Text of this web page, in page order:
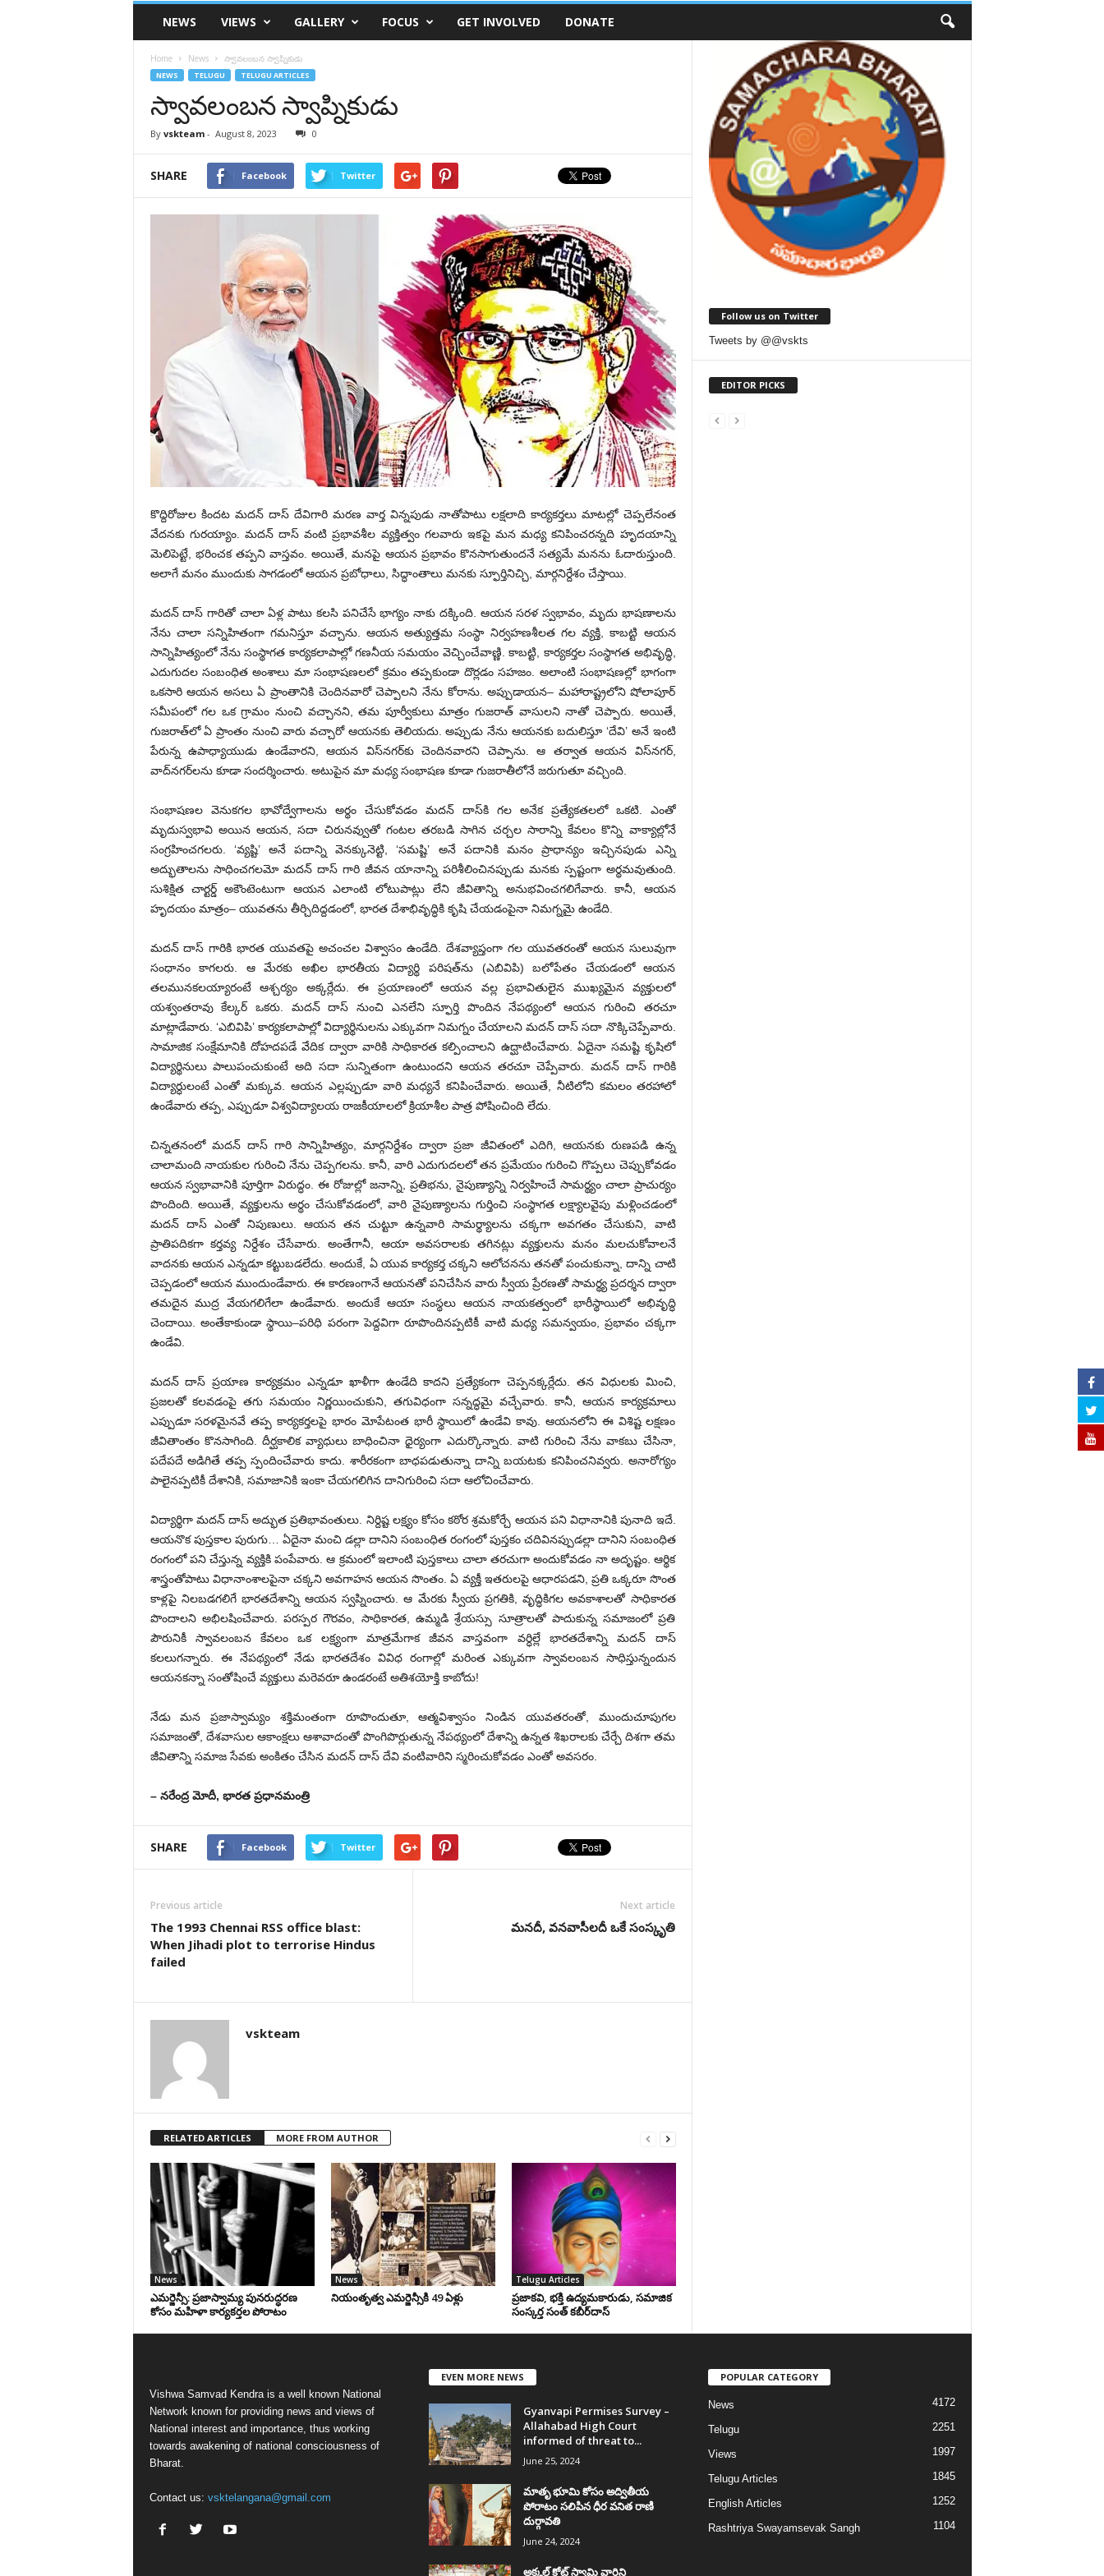
VSK
TelanganaNEWS VIEWS GALLERY FOCUS GET INVOLVED DONATE
Home News స్వావలంబన స్వాప్నికుడు
NEWS TELUGU TELUGU ARTICLES
స్వావలంబన స్వాప్నికుడు
By vskteam- August 8, 2023 0
SHARE Facebook Twitter
కొద్దిరోజుల కిందట మదన్ దాస్ దేవిగారి మరణ వార్త విన్నపుడు నాతోపాటు లక్షలాది కార్యకర్తలు మాటల్లో చెప్పలేనంత
వేదనకు గురయ్యాం. మదన్ దాస్ వంటి ప్రభావశీల వ్యక్తిత్వం గలవారు ఇకపై మన మధ్య కనిపించరన్నది హృదయాన్ని
మెలిపెట్టే, భరించక తప్పని వాస్తవం. అయితే, మనపై ఆయన ప్రభావం కొనసాగుతుందనే సత్యమే మనను ఓదారుస్తుంది.
అలాగే మనం ముందుకు సాగడంలో ఆయన ప్రబోధాలు, సిద్ధాంతాలు మనకు స్ఫూర్తినిచ్చి, మార్గనిర్దేశం చేస్తాయి.
మదన్‌ దాస్‌ గారితో చాలా ఏళ్ల పాటు కలసి పనిచేసే భాగ్యం నాకు దక్కింది. ఆయన సరళ స్వభావం, మృదు భాషణాలను
నేను చాలా సన్నిహితంగా గమనిస్తూ వచ్చాను. ఆయన అత్యుత్తమ సంస్థా నిర్వహణశీలత గల వ్యక్తి, కాబట్టి ఆయన
సాన్నిహిత్యంలో నేను సంస్థాగత కార్యకలాపాల్లో గణనీయ సమయం వెచ్చించేవాణ్ణి. కాబట్టి, కార్యకర్తల సంస్థాగత అభివృద్ధి,
ఎదుగుదల సంబంధిత అంశాలు మా సంభాషణలలో క్రమం తప్పకుండా దొర్లడం సహజం. అలాంటి సంభాషణల్లో భాగంగా
ఒకసారి ఆయన అసలు ఏ ప్రాంతానికి చెందినవారో చెప్పాలని నేను కోరాను. అప్పుడాయన– మహారాష్ట్రలోని షోలాపూర్
సమీపంలో గల ఒక గ్రామం నుంచి వచ్చానని, తమ పూర్వీకులు మాత్రం గుజరాత్ వాసులని నాతో చెప్పారు. అయితే,
గుజరాత్‌లో ఏ ప్రాంతం నుంచి వారు వచ్చారో ఆయనకు తెలియదు. అప్పుడు నేను ఆయనకు బదులిస్తూ ‘దేవి’ అనే ఇంటి
పేరున్న ఉపాధ్యాయుడు ఉండేవారని, ఆయన విస్‌నగర్‌కు చెందినవారని చెప్పాను. ఆ తర్వాత ఆయన విస్‌నగర్‌,
వాద్‌నగర్‌లను కూడా సందర్శించారు. అటుపైన మా మధ్య సంభాషణ కూడా గుజరాతీలోనే జరుగుతూ వచ్చింది.
సంభాషణల వెనుకగల భావోద్వేగాలను అర్థం చేసుకోవడం మదన్ దాస్‌కి గల అనేక ప్రత్యేకతలలో ఒకటి. ఎంతో
మృదుస్వభావి అయిన ఆయన, సదా చిరునవ్వుతో గంటల తరబడి సాగిన చర్చల సారాన్ని కేవలం కొన్ని వాక్యాల్లోనే
సంగ్రహించగలరు. ‘వ్యష్టి’ అనే పదాన్ని వెనక్కునెట్టి, ‘సమష్టి’ అనే పదానికి మనం ప్రాధాన్యం ఇచ్చినపుడు ఎన్ని
అద్భుతాలను సాధించగలమో మదన్ దాస్ గారి జీవన యానాన్ని పరిశీలించినప్పుడు మనకు స్పష్టంగా అర్థమవుతుంది.
సుశిక్షిత చార్టర్డ్ అకౌంటెంటుగా ఆయన ఎలాంటి లోటుపాట్లు లేని జీవితాన్ని అనుభవించగలిగేవారు. కానీ, ఆయన
హృదయం మాత్రం– యువతను తీర్చిదిద్దడంలో, భారత దేశాభివృద్ధికి కృషి చేయడంపైనా నిమగ్నమై ఉండేది.
మదన్ దాస్ గారికి భారత యువతపై అచంచల విశ్వాసం ఉండేది. దేశవ్యాప్తంగా గల యువతరంతో ఆయన సులువుగా
సంధానం కాగలరు. ఆ మేరకు అఖిల భారతీయ విద్యార్థి పరిషత్‌ను (ఎబివిపి) బలోపేతం చేయడంలో ఆయన
తలమునకలయ్యారంటే ఆశ్చర్యం అక్కర్లేదు. ఈ ప్రయాణంలో ఆయన వల్ల ప్రభావితులైన ముఖ్యమైన వ్యక్తులలో
యశ్వంతరావు కేల్కర్ ఒకరు. మదన్‌ దాస్‌ నుంచి ఎనలేని స్ఫూర్తి పొందిన నేపథ్యంలో ఆయన గురించి తరచూ
మాట్లాడేవారు. ‘ఎబివిపి’ కార్యకలాపాల్లో విద్యార్థినులను ఎక్కువగా నిమగ్నం చేయాలని మదన్ దాస్‌ సదా నొక్కిచెప్పేవారు.
సామాజిక సంక్షేమానికి దోహదపడే వేదిక ద్వారా వారికి సాధికారత కల్పించాలని ఉద్ఘాటించేవారు. ఏదైనా సమష్టి కృషిలో
విద్యార్థినులు పాలుపంచుకుంటే అది సదా సున్నితంగా ఉంటుందని ఆయన తరచూ చెప్పేవారు. మదన్ దాస్ గారికి
విద్యార్ధులంటే ఎంతో మక్కువ. ఆయన ఎల్లప్పుడూ వారి మధ్యనే కనిపించేవారు. అయితే, నీటిలోని కమలం తరహాలో
ఉండేవారు తప్ప, ఎప్పుడూ విశ్వవిద్యాలయ రాజకీయాలలో క్రియాశీల పాత్ర పోషించింది లేదు.
చిన్నతనంలో మదన్ దాస్ గారి సాన్నిహిత్యం, మార్గనిర్దేశం ద్వారా ప్రజా జీవితంలో ఎదిగి, ఆయనకు రుణపడి ఉన్న
చాలామంది నాయకుల గురించి నేను చెప్పగలను. కానీ, వారి ఎదుగుదలలో తన ప్రమేయం గురించి గొప్పలు చెప్పుకోవడం
ఆయన స్వభావానికి పూర్తిగా విరుద్ధం. ఈ రోజుల్లో జనాన్ని, ప్రతిభను, నైపుణ్యాన్ని నిర్వహించే సామర్థ్యం చాలా ప్రాచుర్యం
పొందింది. అయితే, వ్యక్తులను అర్థం చేసుకోవడంలో, వారి నైపుణ్యాలను గుర్తించి సంస్థాగత లక్ష్యాలవైపు మళ్లించడంలో
మదన్ దాస్ ఎంతో నిపుణులు. ఆయన తన చుట్టూ ఉన్నవారి సామర్థ్యాలను చక్కగా అవగతం చేసుకుని, వాటి
ప్రాతిపదికగా కర్తవ్య నిర్దేశం చేసేవారు. అంతేగానీ, ఆయా అవసరాలకు తగినట్లు వ్యక్తులను మనం మలచుకోవాలనే
వాదనకు ఆయన ఎన్నడూ కట్టుబడలేదు. అందుకే, ఏ యువ కార్యకర్త చక్కని ఆలోచనను తనతో పంచుకున్నా, దాన్ని చాటి
చెప్పడంలో ఆయన ముందుండేవారు. ఈ కారణంగానే ఆయనతో పనిచేసిన వారు స్వీయ ప్రేరణతో సామర్థ్య ప్రదర్శన ద్వారా
తమదైన ముద్ర వేయగలిగేలా ఉండేవారు. అందుకే ఆయా సంస్థలు ఆయన నాయకత్వంలో భారీస్థాయిలో అభివృద్ధి
చెందాయి. అంతేకాకుండా స్థాయి–పరిధి పరంగా పెద్దవిగా రూపొందినప్పటికీ వాటి మధ్య సమన్వయం, ప్రభావం చక్కగా
ఉండేవి.
మదన్ దాస్ ప్రయాణ కార్యక్రమం ఎన్నడూ ఖాళీగా ఉండేది కాదని ప్రత్యేకంగా చెప్పనక్కర్లేదు. తన విధులకు మించి,
ప్రజలతో కలవడంపై తగు సమయం నిర్ణయించుకుని, తగువిధంగా సన్నద్ధమై వచ్చేవారు. కానీ, ఆయన కార్యక్రమాలు
ఎప్పుడూ సరళమైనవే తప్ప కార్యకర్తలపై భారం మోపేటంత భారీ స్థాయిలో ఉండేవి కావు. ఆయనలోని ఈ విశిష్ట లక్షణం
జీవితాంతం కొనసాగింది. దీర్ఘకాలిక వ్యాధులు బాధించినా ధైర్యంగా ఎదుర్కొన్నారు. వాటి గురించి నేను వాకబు చేసినా,
పదేపదే అడిగితే తప్ప స్పందించేవారు కాదు. శారీరకంగా బాధపడుతున్నా దాన్ని బయటకు కనిపించనివ్వరు. అనారోగ్యం
పాలైనప్పటికీ దేశానికి, సమాజానికి ఇంకా చేయగలిగిన దానిగురించి సదా ఆలోచించేవారు.
విద్యార్థిగా మదన్ దాస్ అద్భుత ప్రతిభావంతులు. నిర్దిష్ట లక్ష్యం కోసం కఠోర శ్రమకోర్చే ఆయన పని విధానానికి పునాది ఇదే.
ఆయనొక పుస్తకాల పురుగు… ఏదైనా మంచి డల్లా దానిని సంబంధిత రంగంలో పుస్తకం చదివినప్పుడల్లా దానిని సంబంధిత
రంగంలో పని చేస్తున్న వ్యక్తికి పంపేవారు. ఆ క్రమంలో ఇలాంటి పుస్తకాలు చాలా తరచుగా అందుకోవడం నా అదృష్టం. ఆర్థిక
శాస్త్రంతోపాటు విధానాంశాలపైనా చక్కని అవగాహన ఆయన సొంతం. ఏ వ్యక్తీ ఇతరులపై ఆధారపడని, ప్రతి ఒక్కరూ సొంత
కాళ్లపై నిలబడగలిగే భారతదేశాన్ని ఆయన స్వప్నించారు. ఆ మేరకు స్వీయ ప్రగతికి, వృద్ధికిగల అవకాశాలతో సాధికారత
పొందాలని అభిలషించేవారు. పరస్పర గౌరవం, సాధికారత, ఉమ్మడి శ్రేయస్సు సూత్రాలతో పాదుకున్న సమాజంలో ప్రతి
పౌరునికీ స్వావలంబన కేవలం ఒక లక్ష్యంగా మాత్రమేగాక జీవన వాస్తవంగా వర్ధిల్లే భారతదేశాన్ని మదన్ దాస్
కలలుగన్నారు. ఈ నేపథ్యంలో నేడు భారతదేశం వివిధ రంగాల్లో మరింత ఎక్కువగా స్వావలంబన సాధిస్తున్నందున
ఆయనకన్నా సంతోషించే వ్యక్తులు మరెవరూ ఉండరంటే అతిశయోక్తి కాబోదు!
నేడు మన ప్రజాస్వామ్యం శక్తిమంతంగా రూపొందుతూ, ఆత్మవిశ్వాసం నిండిన యువతరంతో, ముందుచూపుగల
సమాజంతో, దేశవాసుల ఆకాంక్షలు ఆశావాదంతో పొంగిపొర్లుతున్న నేపథ్యంలో దేశాన్ని ఉన్నత శిఖరాలకు చేర్చే దిశగా తమ
జీవితాన్ని సమాజ సేవకు అంకితం చేసిన మదన్ దాస్ దేవి వంటివారిని స్మరించుకోవడం ఎంతో అవసరం.
– నరేంద్ర మోదీ, భారత ప్రధానమంత్రి
SHARE Facebook Twitter
Previous article
The 1993 Chennai RSS office blast:
When Jihadi plot to terrorise Hindus
failed
Next article
మనదీ, వనవాసీలదీ ఒకే సంస్కృతి
vskteam
RELATED ARTICLES MORE FROM AUTHOR
News
ఎమర్జెన్సీ: ప్రజాస్వామ్య పునరుద్ధరణ
కోసం మహిళా కార్యకర్తల పోరాటం
News
నియంతృత్వ ఎమర్జెన్సీకి 49 ఏళ్లు
Telugu Articles
ప్రజాకవి, భక్తి ఉద్యమకారుడు, సమాజిక
సంస్కర్త సంత్‌ కబీర్‌దాస్‌
Follow us on Twitter
Tweets by @@vskts
EDITOR PICKS
Vishwa Samvad Kendra is a well known National
Network known for providing news and views of
National interest and importance, thus working
towards awakening of national consciousness of
Bharat.
Contact us: vsktelangana@gmail.com
EVEN MORE NEWS
Gyanvapi Permises Survey –
Allahabad High Court
informed of threat to...
June 25, 2024
మాతృ భూమి కోసం అద్వితీయ
పోరాటం సలిపిన ధీర వనిత రాణి
దుర్గావతి
June 24, 2024
అక్కల్‌ కోట్‌ స్వామి వారిని
POPULAR CATEGORY
News 4172
Telugu 2251
Views 1997
Telugu Articles 1845
English Articles 1252
Rashtriya Swayamsevak Sangh 1104